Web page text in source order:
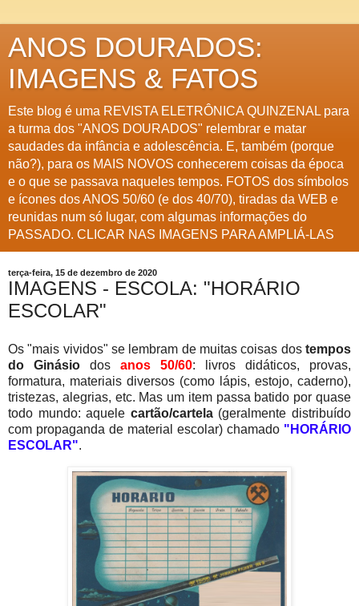
ANOS DOURADOS:
IMAGENS & FATOS
Este blog é uma REVISTA ELETRÔNICA QUINZENAL para
a turma dos "ANOS DOURADOS" relembrar e matar
saudades da infância e adolescência. E, também (porque
não?), para os MAIS NOVOS conhecerem coisas da época
e o que se passava naqueles tempos. FOTOS dos símbolos
e ícones dos ANOS 50/60 (e dos 40/70), tiradas da WEB e
reunidas num só lugar, com algumas informações do
PASSADO. CLICAR NAS IMAGENS PARA AMPLIÁ-LAS
terça-feira, 15 de dezembro de 2020
IMAGENS - ESCOLA: "HORÁRIO
ESCOLAR"
Os "mais vividos" se lembram de muitas coisas dos tempos
do Ginásio dos anos 50/60: livros didáticos, provas,
formatura, materiais diversos (como lápis, estojo, caderno),
tristezas, alegrias, etc. Mas um item passa batido por quase
todo mundo: aquele cartão/cartela(geralmente distribuído
com propaganda de material escolar) chamado "HORÁRIO
ESCOLAR".